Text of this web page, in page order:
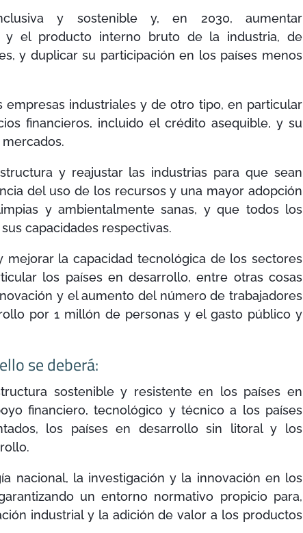
y sostenible y, en 2030, aumentar
y el producto interno bruto de la industria, de
y duplicar su participación en los países menos
industriales y de otro tipo, en particular
financieros, incluido el crédito asequible, y su
y reajustar las industrias para que sean
del uso de los recursos y una mayor adopción
y ambientalmente sanas, y que todos los
capacidades respectivas.
mejorar la capacidad tecnológica de los sectores
los países en desarrollo, entre otras cosas
y el aumento del número de trabajadores
por 1 millón de personas y el gasto público y
se deberá:
sostenible y resistente en los países en
financiero, tecnológico y técnico a los países
los países en desarrollo sin litoral y los
nacional, la investigación y la innovación en los
un entorno normativo propicio para,
industrial y la adición de valor a los productos